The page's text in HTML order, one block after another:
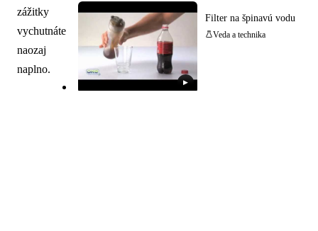
zážitky
vychutnáte
naozaj
naplno.
▶
Filter na špinavú vodu
Veda a technika